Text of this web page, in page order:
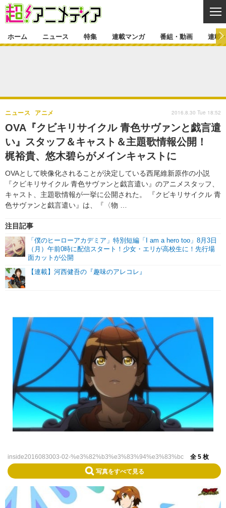
ゲーム・アプリ マンガ
グッズ イベント
声優 コスプレ
舞台 新帝スタ
特集一覧 カバー
ラキりす
連載マンガ
連載マンガ一覧 連載一覧
番組・動画
番組・動画一覧 ラジオ
動画
連載・ブログ
連載・ブログ一覧 コラム
編集部ブログ・お知らせ
ホーム ニュース 特集 連載マンガ 番組・動画 連載
OVA『クビキリサイクル 青色サヴァンと戯言遣
い』スタッフ＆キャスト＆主題歌情報公開！
梶裕貴、悠木碧らがメインキャストに
OVAとして映像化されることが決定している西尾維新原作の小説
『クビキリサイクル 青色サヴァンと戯言遣い』のアニメスタッフ、
キャスト、主題歌情報が一挙に公開された。 『クビキリサイクル 青
色サヴァンと戯言遣い』は、『〈物 …
ニュース アニメ
注目記事
「僕のヒーローアカデミア」特別短編「I am a hero too」8月3日
（月）午前0時に配信スタート！少女・エリが高校生に！先行場
面カットが公開
【連載】河西健吾の『趣味のアレコレ』
2016.8.30 Tue 18:52
inside2016083003-02-%e3%82%b3%e3%83%94%e3%83%bc 全 5 枚
写真をすべて見る